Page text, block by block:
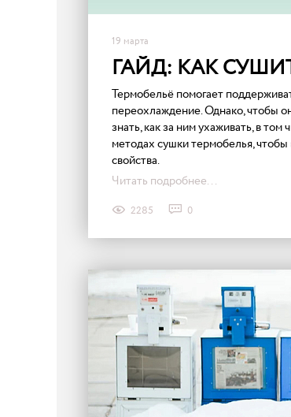
19 марта
ГАЙД: КАК
Термобельё помогает
переохлаждение. Однако, чтобы
знать, как за ним ухаживать, в
методах сушки термобелья,
свойства.
Читать подробнее...
2285 0